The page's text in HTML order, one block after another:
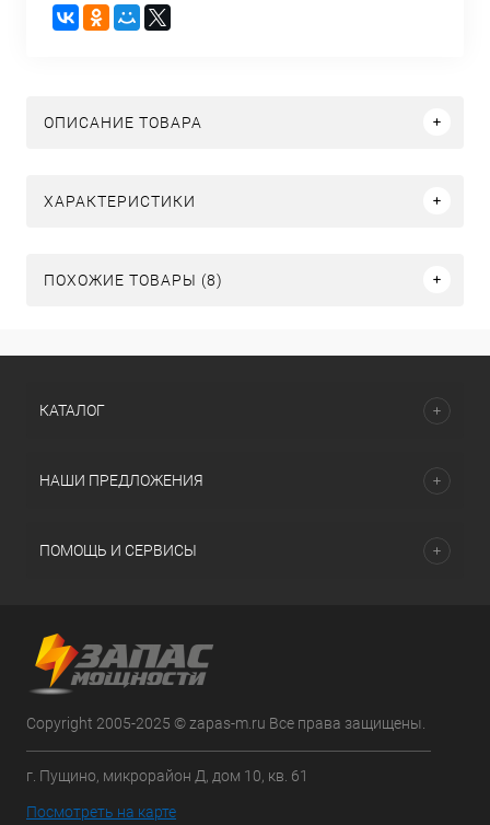
ОПИСАНИЕ ТОВАРА
ХАРАКТЕРИСТИКИ
ПОХОЖИЕ ТОВАРЫ (8)
КАТАЛОГ
НАШИ ПРЕДЛОЖЕНИЯ
ПОМОЩЬ И СЕРВИСЫ
Copyright 2005-2025 © zapas-m.ru Все права защищены.
г. Пущино, микрорайон Д, дом 10, кв. 61
Посмотреть на карте